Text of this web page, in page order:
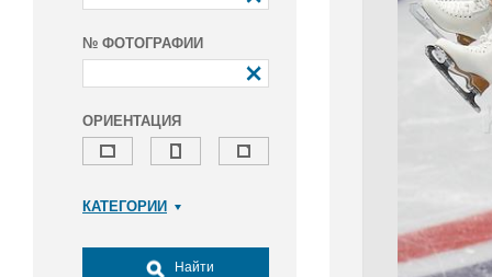
№ ФОТОГРАФИИ
ОРИЕНТАЦИЯ
КАТЕГОРИИ
Досуг, туризм и отдых
Найти